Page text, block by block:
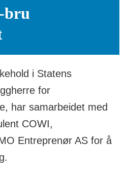
bru
i Statens
for
har samarbeidet med
COWI,
Entreprenør AS for å